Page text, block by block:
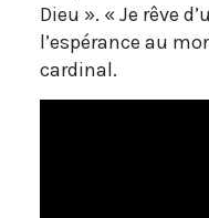
Dieu ». « Je rêve
l’espérance au
cardinal.